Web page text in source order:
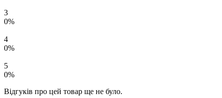
3
0%
4
0%
5
0%
Відгуків про цей товар ще не було.